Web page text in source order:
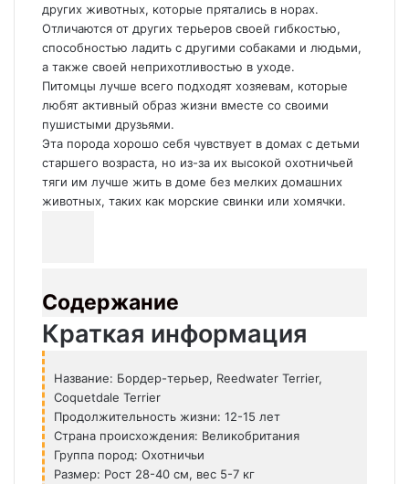
других животных, которые прятались в норах.
Отличаются от других терьеров своей гибкостью,
способностью ладить с другими собаками и людьми,
а также своей неприхотливостью в уходе.
Питомцы лучше всего подходят хозяевам, которые
любят активный образ жизни вместе со своими
пушистыми друзьями.
Эта порода хорошо себя чувствует в домах с детьми
старшего возраста, но из-за их высокой охотничьей
тяги им лучше жить в доме без мелких домашних
животных, таких как морские свинки или хомячки.
Содержание
Краткая информация
Название: Бордер-терьер, Reedwater Terrier,
Coquetdale Terrier
Продолжительность жизни: 12-15 лет
Страна происхождения: Великобритания
Группа пород: Охотничьи
Размер: Рост 28-40 см, вес 5-7 кг